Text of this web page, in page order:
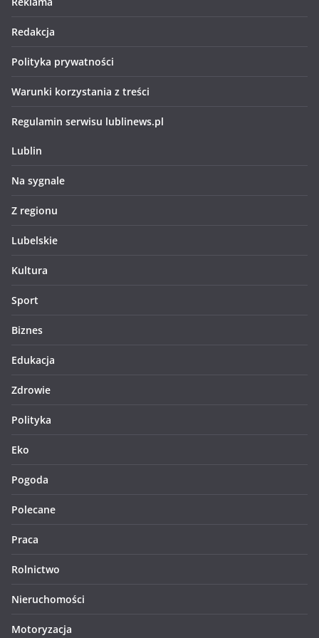
Redakcja
Polityka prywatności
Warunki korzystania z treści
Regulamin serwisu lublinews.pl
Lublin
Na sygnale
Z regionu
Lubelskie
Kultura
Sport
Biznes
Edukacja
Zdrowie
Polityka
Eko
Pogoda
Polecane
Praca
Rolnictwo
Nieruchomości
Motoryzacja